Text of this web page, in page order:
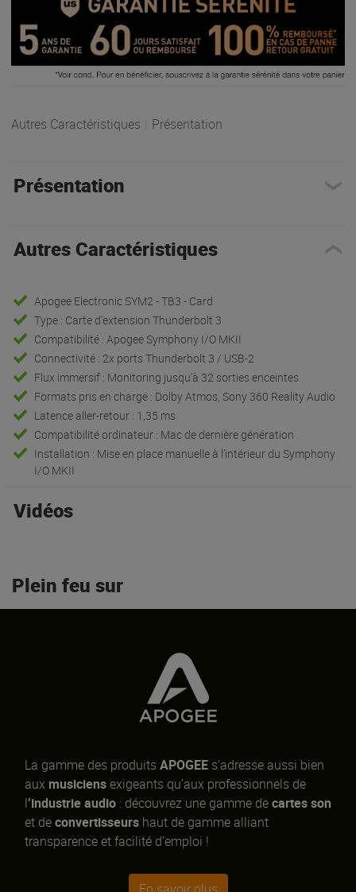
Autres Caractéristiques Présentation
Présentation
Autres Caractéristiques
Apogee Electronic SYM2 - TB3 - Card
Type : Carte d’extension Thunderbolt 3
Compatibilité : Apogee Symphony I/O MKII
Connectivité : 2x ports Thunderbolt 3 / USB-2
Flux immersif : Monitoring jusqu’à 32 sorties enceintes
Formats pris en charge : Dolby Atmos, Sony 360 Reality Audio
Latence aller-retour : 1,35 ms
Compatibilité ordinateur : Mac de dernière génération
Installation : Mise en place manuelle à l’intérieur du Symphony
I/O MKII
Vidéos
Plein feu sur
La gamme des produits APOGEE s’adresse aussi bien
aux musiciensexigeants qu’aux professionnels de
l’industrie audio : découvrez une gamme decartes son
et deconvertisseurs haut de gamme alliant
transparence et facilité d’emploi !